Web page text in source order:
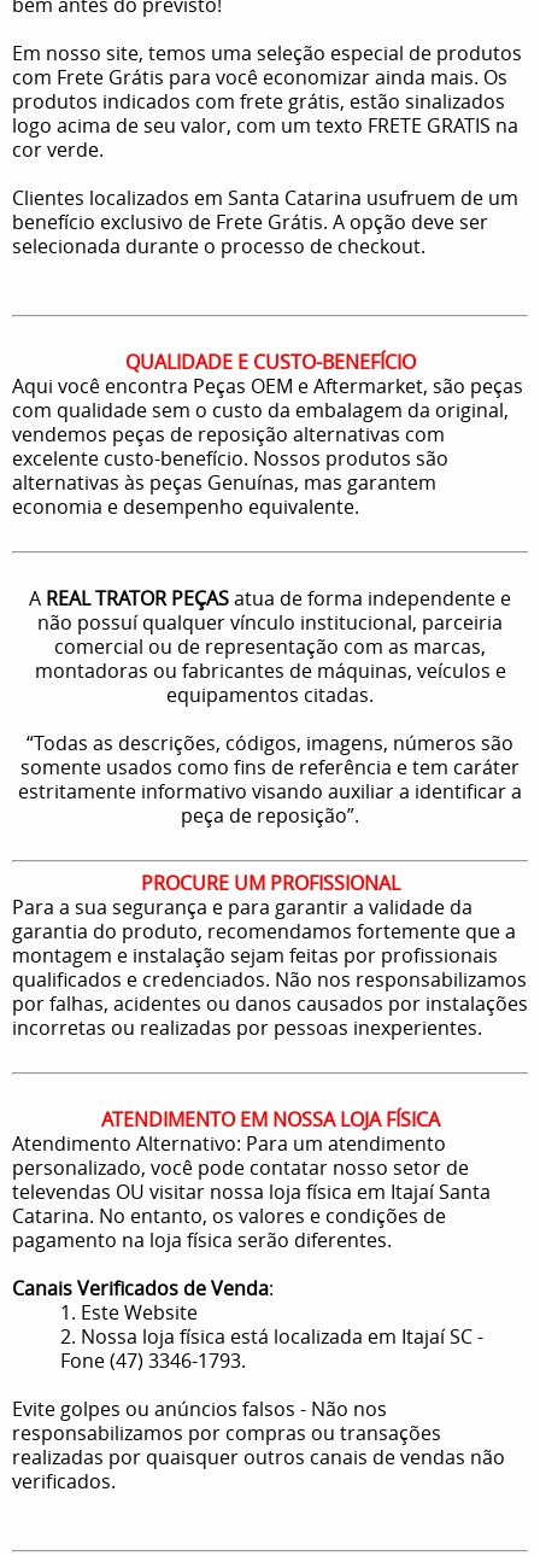
Em nosso site, temos uma seleção especial de produtos
com Frete Grátis para você economizar ainda mais. Os
produtos indicados com frete grátis, estão sinalizados
logo acima de seu valor, com um texto FRETE GRATIS na
cor verde.
Clientes localizados em Santa Catarina usufruem de um
benefício exclusivo de Frete Grátis. A opção deve ser
selecionada durante o processo de checkout.
QUALIDADE E CUSTO-BENEFÍCIO
Aqui você encontra Peças OEM e Aftermarket, são peças
com qualidade sem o custo da embalagem da original,
vendemos peças de reposição alternativas com
excelente custo-benefício. Nossos produtos são
alternativas às peças Genuínas, mas garantem
economia e desempenho equivalente.
A REAL TRATOR PEÇASatua de forma independente e
não possuí qualquer vínculo institucional, parceiria
comercial ou de representação com as marcas,
montadoras ou fabricantes de máquinas, veículos e
equipamentos citadas.
“Todas as descrições, códigos, imagens, números são
somente usados como fins de referência e tem caráter
estritamente informativo visando auxiliar a identificar a
peça de reposição”.
PROCURE UM PROFISSIONAL
Para a sua segurança e para garantir a validade da
garantia do produto, recomendamos fortemente que a
montagem e instalação sejam feitas por profissionais
qualificados e credenciados. Não nos responsabilizamos
por falhas, acidentes ou danos causados por instalações
incorretas ou realizadas por pessoas inexperientes.
ATENDIMENTO EM NOSSA LOJA FÍSICA
Atendimento Alternativo: Para um atendimento
personalizado, você pode contatar nosso setor de
televendas OU visitar nossa loja física em Itajaí Santa
Catarina. No entanto, os valores e condições de
pagamento na loja física serão diferentes.
Canais Verificados de Venda:
1. Este Website
2. Nossa loja física está localizada em Itajaí SC -
Fone (47) 3346-1793.
Evite golpes ou anúncios falsos - Não nos
responsabilizamos por compras ou transações
realizadas por quaisquer outros canais de vendas não
verificados.